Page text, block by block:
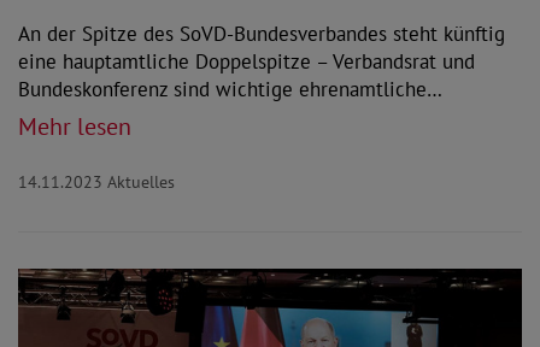
An der Spitze des SoVD-Bundesverbandes steht künftig
eine hauptamtliche Doppelspitze – Verbandsrat und
Bundeskonferenz sind wichtige ehrenamtliche…
Mehr lesen
14.11.2023 Aktuelles